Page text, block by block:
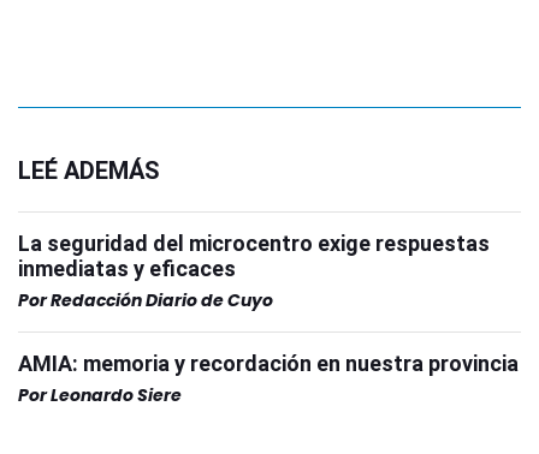
LEÉ ADEMÁS
La seguridad del microcentro exige respuestas
inmediatas y eficaces
PorRedacción Diario de Cuyo
AMIA: memoria y recordación en nuestra provincia
PorLeonardo Siere